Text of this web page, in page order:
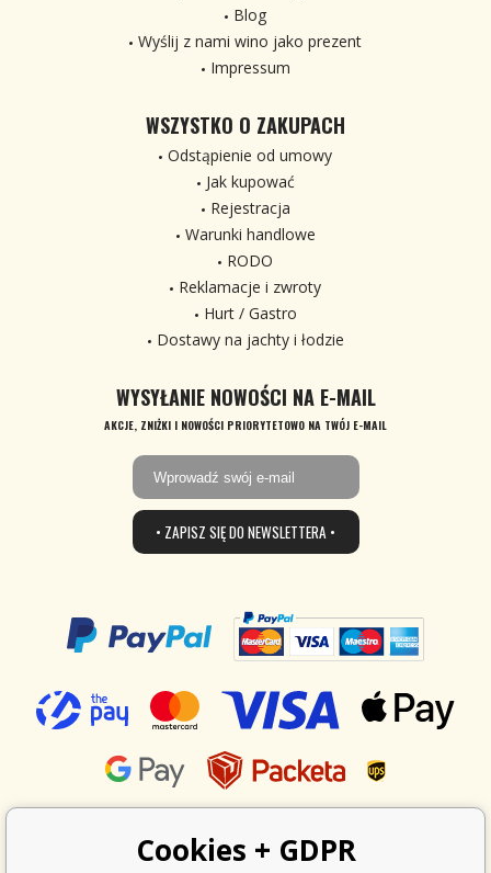
Blog
Wyślij z nami wino jako prezent
Impressum
WSZYSTKO O ZAKUPACH
Odstąpienie od umowy
Jak kupować
Rejestracja
Warunki handlowe
RODO
Reklamacje i zwroty
Hurt / Gastro
Dostawy na jachty i łodzie
WYSYŁANIE NOWOŚCI NA E-MAIL
AKCJE, ZNIŻKI I NOWOŚCI PRIORYTETOWO NA TWÓJ E-MAIL
• ZAPISZ SIĘ DO NEWSLETTERA •
Cookies + GDPR